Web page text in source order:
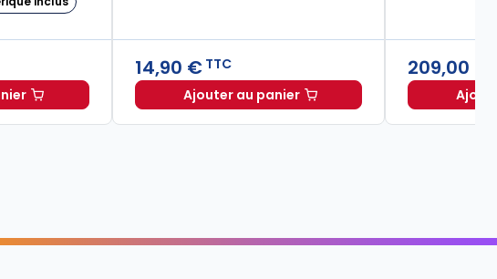
en 2 tomes) à TTC
14,90 € TTC
Ajouter au panier
209,00 €